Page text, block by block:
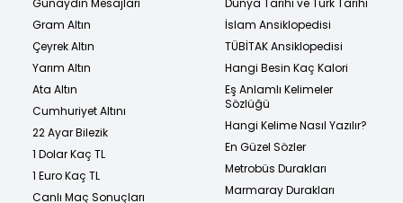
Günaydın Mesajları
Gram Altın
Çeyrek Altın
Yarım Altın
Ata Altın
Cumhuriyet Altını
22 Ayar Bilezik
1 Dolar Kaç TL
1 Euro Kaç TL
Canlı Maç Sonuçları
Dünya Tarihi ve Türk Tarihi
İslam Ansiklopedisi
TÜBİTAK Ansiklopedisi
Hangi Besin Kaç Kalori
Eş Anlamlı Kelimeler
Sözlüğü
Hangi Kelime Nasıl Yazılır?
En Güzel Sözler
Metrobüs Durakları
Marmaray Durakları